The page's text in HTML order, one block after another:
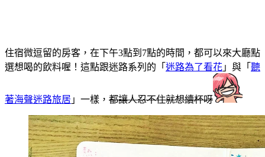
住宿微逗留的房客，在下午3點到7點的時間，都可以來大廳點
選想喝的飲料喔！這點跟迷路系列的「 迷路為了看花 」與「 聽
著海聲迷路旅居 」一樣， 都讓人忍不住就想續杯呀